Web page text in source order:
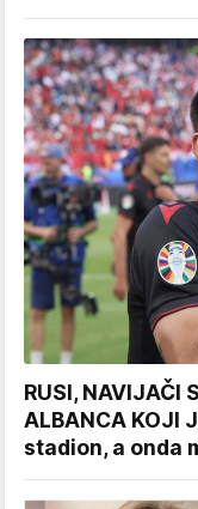
RUSI, NAVIJAČI
ALBANCA KOJI
stadion, a onda